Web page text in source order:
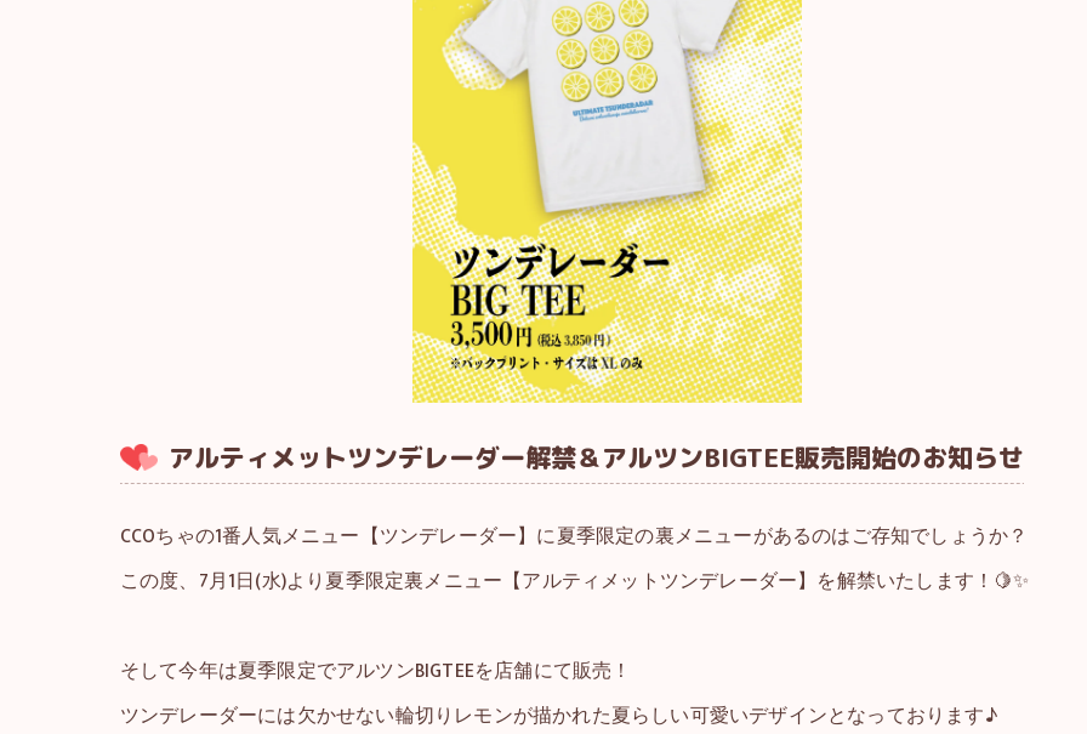
アルティメットツンデレーダー解禁＆アルツンBIGTEE販売開始のお知らせ
CCOちゃの1番人気メニュー【ツンデレーダー】に夏季限定の裏メニューがあるのはご存知でしょうか？
この度、7月1日(水)より夏季限定裏メニュー【アルティメットツンデレーダー】を解禁いたします！🍋✨
そして今年は夏季限定でアルツンBIGTEEを店舗にて販売！
ツンデレーダーには欠かせない輪切りレモンが描かれた夏らしい可愛いデザインとなっております♪